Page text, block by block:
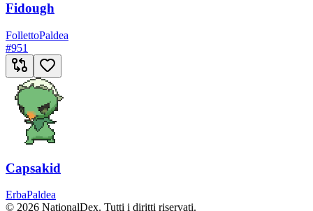
Fidough
FollettoPaldea
#951
Capsakid
ErbaPaldea
© 2026 NationalDex. Tutti i diritti riservati.